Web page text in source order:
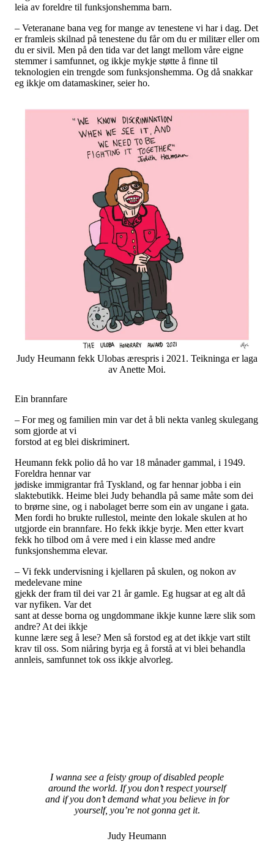
leia av foreldre til funksjonshemma barn.
– Veteranane bana veg for mange av tenestene vi har i dag. Det
er framleis skilnad på tenestene du får om du er militær eller om
du er sivil. Men på den tida var det langt mellom våre eigne
stemmer i samfunnet, og ikkje mykje støtte å finne til
teknologien ein trengde som funksjonshemma. Og då snakkar
eg ikkje om datamaskiner, seier ho.
Judy Heumann fekk Ulobas ærespris i 2021. Teikninga er laga
av Anette Moi.
Ein brannfare
– For meg og familien min var det å bli nekta vanleg skulegang
som gjorde at vi
forstod at eg blei diskriminert.
Heumann fekk polio då ho var 18 månader gammal, i 1949.
Foreldra hennar var
jødiske immigrantar frå Tyskland, og far hennar jobba i ein
slaktebutikk. Heime blei Judy behandla på same måte som dei
to brørne sine, og i nabolaget berre som ein av ungane i gata.
Men fordi ho brukte rullestol, meinte den lokale skulen at ho
utgjorde ein brannfare. Ho fekk ikkje byrje. Men etter kvart
fekk ho tilbod om å vere med i ein klasse med andre
funksjonshemma elevar.
– Vi fekk undervisning i kjellaren på skulen, og nokon av
medelevane mine
gjekk der fram til dei var 21 år gamle. Eg hugsar at eg alt då
var nyfiken. Var det
sant at desse borna og ungdommane ikkje kunne lære slik som
andre? At dei ikkje
kunne lære seg å lese? Men så forstod eg at det ikkje vart stilt
krav til oss. Som niåring byrja eg å forstå at vi blei behandla
annleis, samfunnet tok oss ikkje alvorleg.
I wanna see a feisty group of disabled people
around the world. If you don’t respect yourself
and if you don’t demand what you believe in for
yourself, you’re not gonna get it.
Judy Heumann